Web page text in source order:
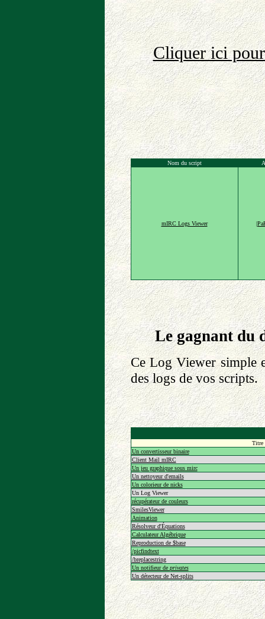
Cliquer ici
Nom du script
mIRC Logs Viewer
Le gagnant du
Ce Log Viewer simple
des logs de vos scripts.
Titre
Un convertisseur binaire
Client Mail mIRC
Un jeu graphique sous mirc
Un nettoyeur d'emails
Un colorieur de nicks
Un Log Viewer
récupérateur de couleurs
SmilesViewer
Animation
Résolveur d'Équations
Calculateur Algébrique
Reproduction de $base
/picfindtext
/breplacestring
Un notifieur de privates
Un détecteur de Net-splits